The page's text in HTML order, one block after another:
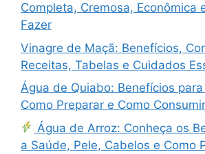
Completa, Cremosa, Econômica
Fazer
Vinagre de Maçã: Benefícios,
Receitas, Tabelas e Cuidados
Água de Quiabo: Benefícios
Como Preparar e Como Consumir
Água de Arroz: Conheça os
a Saúde, Pele, Cabelos e Como